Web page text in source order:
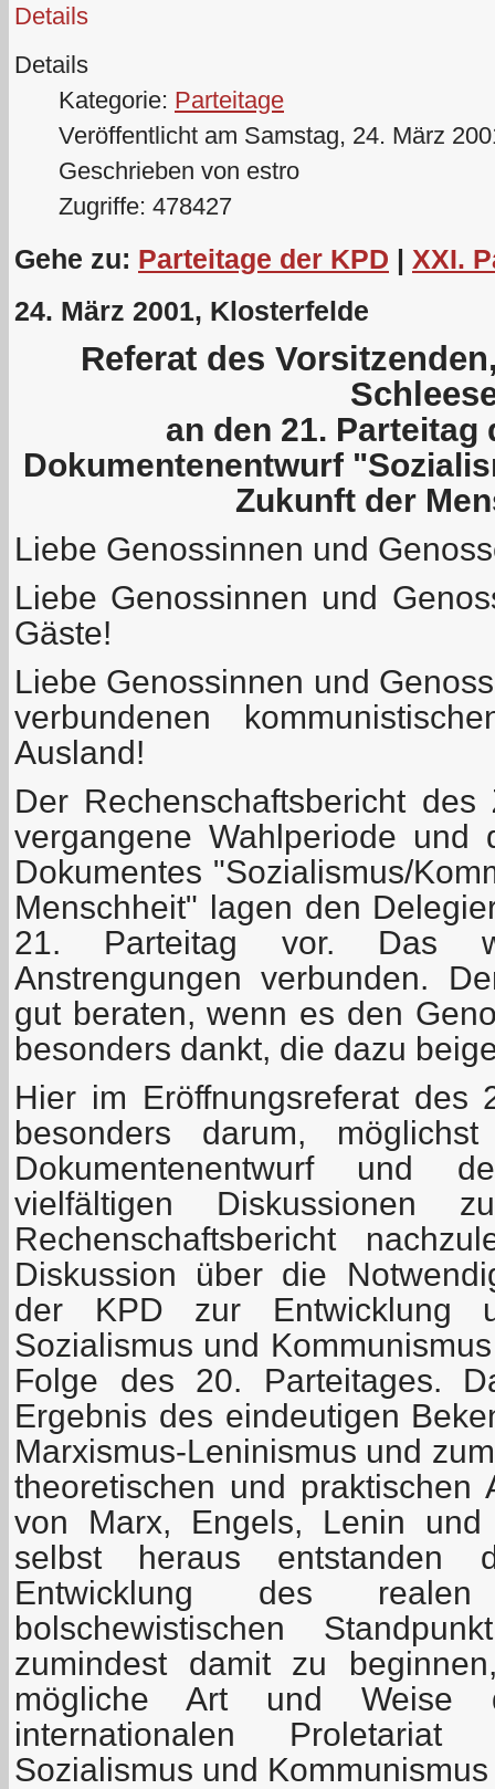
Details
Details
Kategorie: Parteitage
Veröffentlicht am Samstag, 24. März
Geschrieben von estro
Zugriffe: 478427
Gehe zu: Parteitage der KPD | XXI.
24. März 2001, Klosterfelde
Referat des
an den 21. Parteitag
Dokumentenentwurf
Zukunft der
Liebe Genossinnen und
Liebe Genossinnen und
Gäste!
Liebe Genossinnen und
verbundenen
Ausland!
Der Rechenschaftsbericht
vergangene Wahlperiode und
Dokumentes "Sozialismus/
Menschheit" lagen den
21. Parteitag vor. Das
Anstrengungen verbunden.
gut beraten, wenn es den
besonders dankt, die dazu
Hier im Eröffnungsreferat des
besonders darum,
Dokumentenentwurf und
vielfältigen Diskussionen
Rechenschaftsbericht
Diskussion über die
der KPD zur Entwicklung
Sozialismus und
Folge des 20. Parteitages.
Ergebnis des eindeutigen
Marxismus-Leninismus und
theoretischen und praktischen
von Marx, Engels, Lenin
selbst heraus entstanden
Entwicklung des
bolschewistischen
zumindest damit zu
mögliche Art und Weise
internationalen
Sozialismus und